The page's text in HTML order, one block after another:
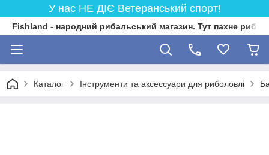
У нас НЕ ДІЄ Ветеранський спорт!
Fishland - народний рибальський магазин. Тут пахне
Каталог Інструменти та аксессуари для риболовлі